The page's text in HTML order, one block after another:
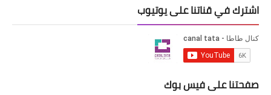
اشترك في قناتنا على يوتيوب
صفحتنا على فيس بوك